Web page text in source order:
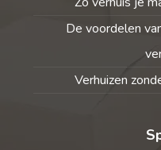
De voordelen
Verhuizen